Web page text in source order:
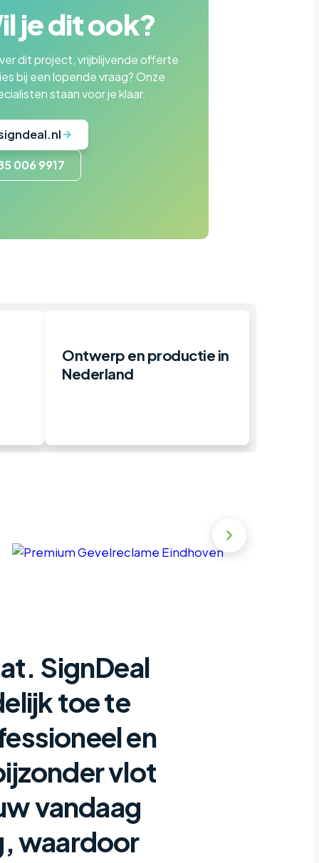
je dit ook?
dit project, vrijblijvende offerte
bij een lopende vraag? Onze
staan voor je klaar.
006 9917
Ontwerp en productie in
Nederland
SignDeal
toe te
en
vlot
vandaag
waardoor